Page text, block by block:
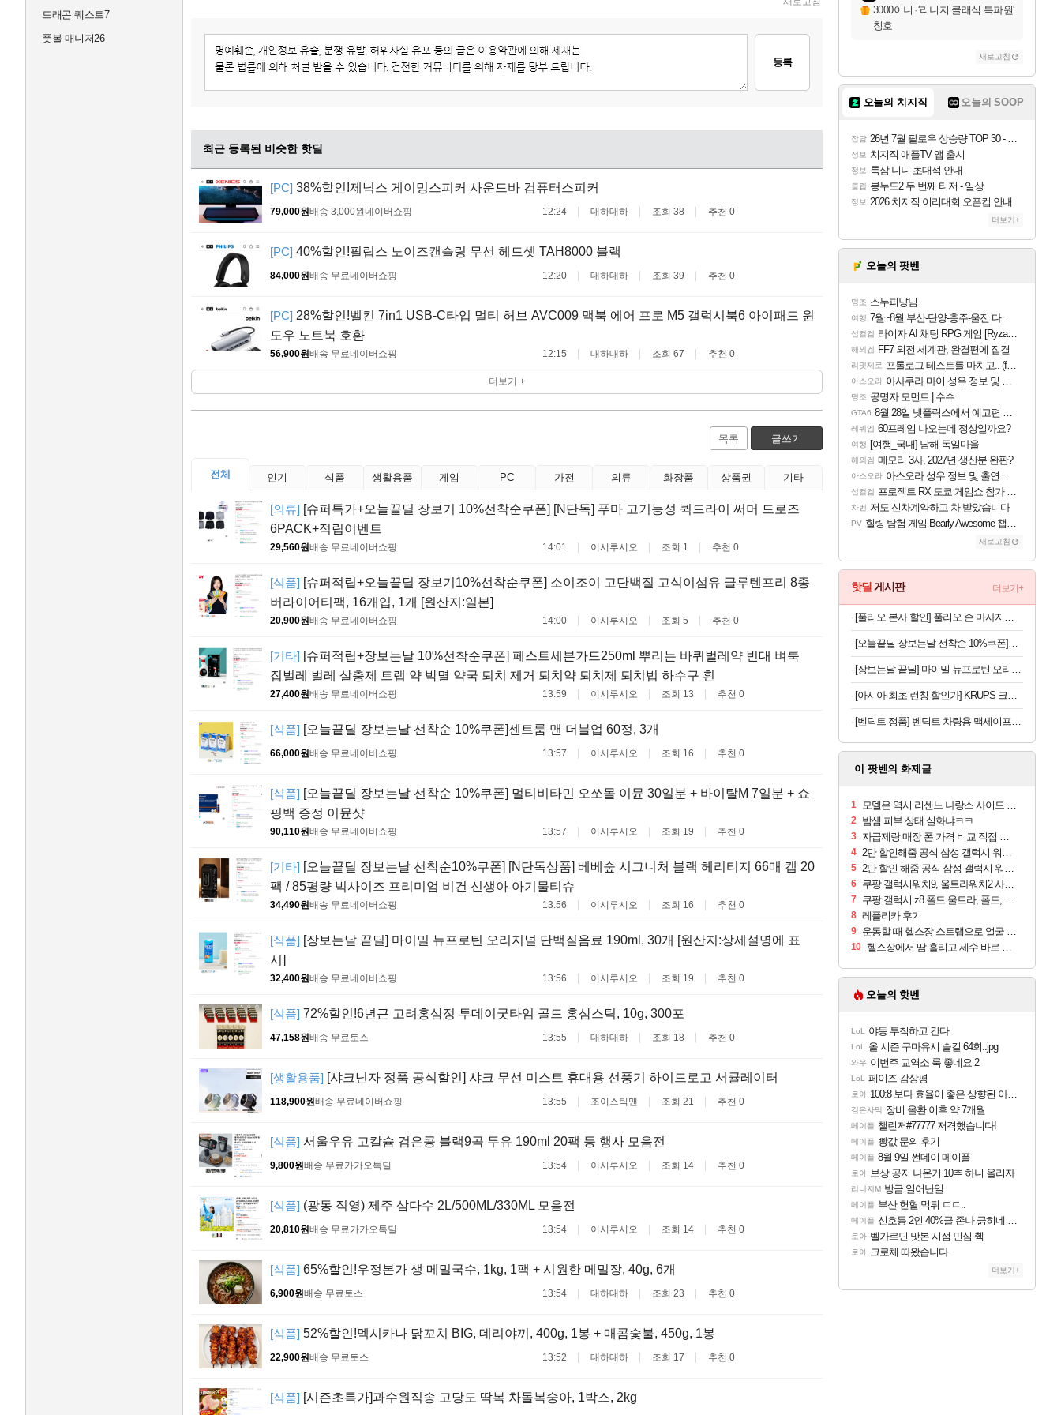
드래곤 퀘스트7
풋볼 매니저26
등록
최근 등록된 비슷한 핫딜
[PC] 38%할인!제닉스 게이밍스피커 사운드바 컴퓨터스피커
79,000원배송 3,000원네이버쇼핑 12:24 대하대하 조회 38 추천 0
[PC] 40%할인!필립스 노이즈캔슬링 무선 헤드셋 TAH8000 블랙
84,000원배송 무료네이버쇼핑 12:20 대하대하 조회 39 추천 0
[PC] 28%할인!벨킨 7in1 USB-C타입 멀티 허브 AVC009 맥북 에어 프로 M5 갤럭시북6 아이패드 윈
도우 노트북 호환
56,900원배송 무료네이버쇼핑 12:15 대하대하 조회 67 추천 0
더보기 +
목록 글쓰기
전체 인기 식품 생활용품 게임 PC 가전 의류 화장품 상품권 기타
[의류] [슈퍼특가+오늘끝딜 장보기 10%선착순쿠폰] [N단독] 푸마 고기능성 퀵드라이 써머 드로즈
6PACK+적립이벤트
29,560원배송 무료네이버쇼핑 14:01 이시루시오 조회 1 추천 0
[식품] [슈퍼적립+오늘끝딜 장보기10%선착순쿠폰] 소이조이 고단백질 고식이섬유 글루텐프리 8종
버라이어티팩, 16개입, 1개 [원산지:일본]
20,900원배송 무료네이버쇼핑 14:00 이시루시오 조회 5 추천 0
[기타] [슈퍼적립+장보는날 10%선착순쿠폰] 페스트세븐가드250ml 뿌리는 바퀴벌레약 빈대 벼룩
집벌레 벌레 살충제 트랩 약 박멸 약국 퇴치 제거 퇴치약 퇴치제 퇴치법 하수구 흰
27,400원배송 무료네이버쇼핑 13:59 이시루시오 조회 13 추천 0
[식품] [오늘끝딜 장보는날 선착순 10%쿠폰]센트룸 맨 더블업 60정, 3개
66,000원배송 무료네이버쇼핑 13:57 이시루시오 조회 16 추천 0
[식품] [오늘끝딜 장보는날 선착순 10%쿠폰] 멀티비타민 오쏘몰 이뮨 30일분 + 바이탈M 7일분 + 쇼
핑백 증정 이뮨샷
90,110원배송 무료네이버쇼핑 13:57 이시루시오 조회 19 추천 0
[기타] [오늘끝딜 장보는날 선착순10%쿠폰] [N단독상품] 베베숲 시그니처 블랙 헤리티지 66매 캡 20
팩 / 85평량 빅사이즈 프리미엄 비건 신생아 아기물티슈
34,490원배송 무료네이버쇼핑 13:56 이시루시오 조회 16 추천 0
[식품] [장보는날 끝딜] 마이밀 뉴프로틴 오리지널 단백질음료 190ml, 30개 [원산지:상세설명에 표
시]
32,400원배송 무료네이버쇼핑 13:56 이시루시오 조회 19 추천 0
[식품] 72%할인!6년근 고려홍삼정 투데이굿타임 골드 홍삼스틱, 10g, 300포
47,158원배송 무료토스 13:55 대하대하 조회 18 추천 0
[생활용품] [샤크닌자 정품 공식할인] 샤크 무선 미스트 휴대용 선풍기 하이드로고 서큘레이터
118,900원배송 무료네이버쇼핑 13:55 조이스틱맨 조회 21 추천 0
[식품] 서울우유 고칼슘 검은콩 블랙9곡 두유 190ml 20팩 등 행사 모음전
9,800원배송 무료카카오톡딜 13:54 이시루시오 조회 14 추천 0
[식품] (광동 직영) 제주 삼다수 2L/500ML/330ML 모음전
20,810원배송 무료카카오톡딜 13:54 이시루시오 조회 14 추천 0
[식품] 65%할인!우정본가 생 메밀국수, 1kg, 1팩 + 시원한 메밀장, 40g, 6개
6,900원배송 무료토스 13:54 대하대하 조회 23 추천 0
[식품] 52%할인!멕시카나 닭꼬치 BIG, 데리야끼, 400g, 1봉 + 매콤숯불, 450g, 1봉
22,900원배송 무료토스 13:52 대하대하 조회 17 추천 0
[식품] [시즌초특가]과수원직송 고당도 딱복 차돌복숭아, 1박스, 2kg
3000이니 ·'리니지 클래식 특파원'
칭호
새로고침
오늘의 치지직 오늘의 SOOP
잡담 26년 7월 팔로우 상승량 TOP 30 - 월간 치지직
정보 치지직 애플TV 앱 출시
정보 룩삼 니니 초대석 안내
클립 봉누도2 두 번째 티저 - 일상
정보 2026 치지직 이리대회 오픈컵 안내
더보기+
오늘의 팟벤
명조 스누피냥님
여행 7월~8월 부산-단양-충주-울진 다녀왔어요~
섭컬겜 라이자 AI 채팅 RPG 게임 [RyzaChat: AI] 공개
해외겜 FF7 외전 세계관, 완결편에 집결
리밋제로 프롤로그 테스트를 마치고.. (feat. 리아)
아스오라 아사쿠라 마이 성우 정보 및 주요 필모
명조 공명자 모먼트 | 수수
GTA6 8월 28일 넷플릭스에서 예고편 공개 예정
레퀴엠 60프레임 나오는데 정상일까요?
여행 [여행_국내] 남해 독일마을
해외겜 메모리 3사, 2027년 생산분 완판?
아스오라 아스오라 성우 정보 및 출연작 모음
섭컬겜 프로젝트 RX 도쿄 게임쇼 참가 결정
차벤 저도 신차계약하고 차 받았습니다
PV 힐링 탐험 게임 Bearly Awesome 챕터 1 트레일러
새로고침
핫딜 게시판 더보기+
[풀리오 본사 할인] 풀리오 손 마사지기 V2
[오늘끝딜 장보는날 선착순 10%쿠폰]센트룸 맨 더블업 60정, 3개
[장보는날 끝딜] 마이밀 뉴프로틴 오리지널 단백질음료 190ml, 30개 [원산지:상세설명에 표시]
[아시아 최초 런칭 할인가] KRUPS 크룹스 초슬림 전자동 커피머신 SA4001K0
[벤딕트 정품] 벤딕트 차량용 맥세이프 거치대 휴대폰 충전기
이 팟벤의 화제글
1 모델은 역시 리센느 나랑스 사이드 1.25L 1박스
2 밤샘 피부 상태 실화냐ㅋㅋ
3 자급제랑 매장 폰 가격 비교 직접 안가도 되네요
4 2만 할인해줌 공식 삼성 갤럭시 워치9 크림, 40mm, 블루투스
5 2만 할인 해줌 공식 삼성 갤럭시 워치9 실버, 44mm, 블루투스
6 쿠팡 갤럭시워치9, 울트라워치2 사전구매 혜택 받아보세요
7 쿠팡 갤럭시 z8 폴드 울트라, 폴드, 플립 사전예약
8 레플리카 후기
9 운동할 때 헬스장 스트랩으로 얼굴 만졌다가 볼 뒤집어짐
10 헬스장에서 땀 흘리고 세수 바로 안 하면 트러블 나냐?
오늘의 핫벤
LoL 야동 투척하고 간다
LoL 올 시즌 구마유시 솔킬 64회..jpg
와우 이번주 교역소 룩 좋네요 2
LoL 페이즈 감상평
로아 100:8 보다 효율이 좋은 상향된 아제나 ㄷㄷ
검은사막 장비 올환 이후 약 7개월
메이플 챌린저#77777 저격했습니다!
메이플 빵값 문의 후기
메이플 8월 9일 썬데이 메이플
로아 보상 공지 나온거 10추 하니 올리자
리니지M 방금 일어난일
메이플 부산 헌혈 먹튀 ㄷㄷ..
메이플 신호등 2인 40%글 존나 긁히네 씨발
로아 벨가르딘 맛본 시점 민심 췤
로아 크로체 따왔습니다
더보기+